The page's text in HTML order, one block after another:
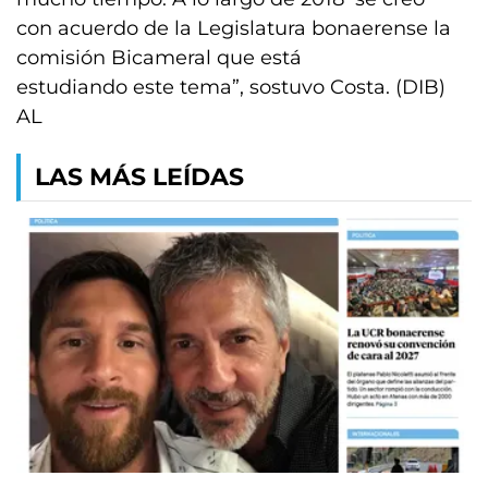
con acuerdo de la Legislatura bonaerense la
comisión Bicameral que está
estudiando este tema”, sostuvo Costa. (DIB)
AL
LAS MÁS LEÍDAS